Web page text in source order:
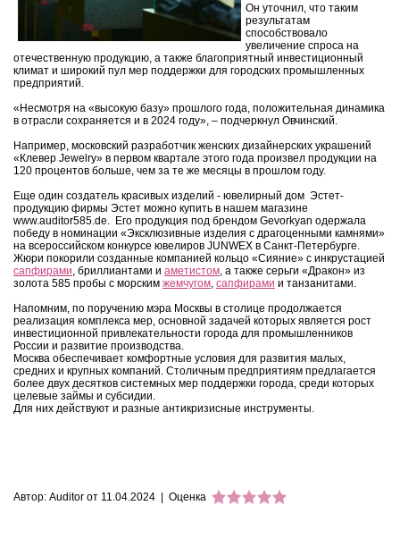
Он уточнил, что таким
результатам
способствовало
увеличение спроса на
отечественную продукцию, а также благоприятный инвестиционный
климат и широкий пул мер поддержки для городских промышленных
предприятий.
«Несмотря на «высокую базу» прошлого года, положительная динамика
в отрасли сохраняется и в 2024 году», – подчеркнул Овчинский.
Например, московский разработчик женских дизайнерских украшений
«Клевер Jewelry» в первом квартале этого года произвел продукции на
120 процентов больше, чем за те же месяцы в прошлом году.
Еще один создатель красивых изделий - ювелирный дом Эстет-
продукцию фирмы Эстет можно купить в нашем магазине
www.auditor585.de. Его продукция под брендом Gevorkyan одержала
победу в номинации «Эксклюзивные изделия с драгоценными камнями»
на всероссийском конкурсе ювелиров JUNWEX в Санкт-Петербурге.
Жюри покорили созданные компанией кольцо «Сияние» с инкрустацией
сапфирами , бриллиантами и аметистом , а также серьги «Дракон» из
золота 585 пробы с морским жемчугом сапфирами и танзанитами.
Напомним, по поручению мэра Москвы в столице продолжается
реализация комплекса мер, основной задачей которых является рост
инвестиционной привлекательности города для промышленников
России и развитие производства.
Москва обеспечивает комфортные условия для развития малых,
средних и крупных компаний. Столичным предприятиям предлагается
более двух десятков системных мер поддержки города, среди которых
целевые займы и субсидии.
Для них действуют и разные антикризисные инструменты.
Автор: Auditor от 11.04.2024 | Оценка